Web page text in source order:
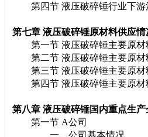
第四节 液压破碎锤行业下游
第七章 液压破碎锤原材料供应情
第一节 液压破碎锤主要原材
第二节 液压破碎锤主要原材
第三节 液压破碎锤主要原材
第四节 液压破碎锤主要原材
第八章 液压破碎锤国内重点生产
第一节 A公司
一、公司基本情况